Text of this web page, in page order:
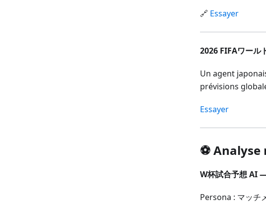
🔗 Essayer
2026 FIFAワール
Un agent
prévisions
Essayer
⚽
W杯試合予想 AI
Persona : マッチ